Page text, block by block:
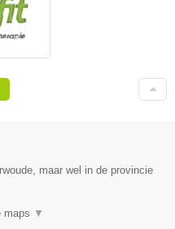
maar wel in de provincie
maps ▼